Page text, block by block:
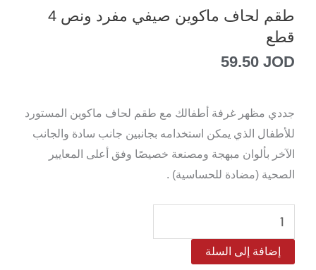
طقم لحاف ماكوين صيفي مفرد ونص 4
قطع
59.50 JOD
جددي مظهر غرفة أطفالك مع طقم لحاف ماكوين المستورد
للأطفال الذي يمكن استخدامه بجانبين جانب سادة والجانب
الآخر بألوان مبهجة ومصنعة خصيصًا وفق أعلى المعايير
الصحية (مضادة للحساسية) .
كمية
طقم
لحاف
إضافة إلى السلة